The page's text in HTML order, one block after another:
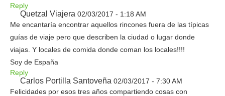
Reply
Quetzal Viajera 02/03/2017 - 1:18 AM
Me encantaría encontrar aquellos rincones fuera de las típicas
guías de viaje pero que describen la ciudad o lugar donde
viajas. Y locales de comida donde coman los locales!!!!
Soy de España
Reply
Carlos Portilla Santoveña 02/03/2017 - 7:30 AM
Felicidades por esos tres años compartiendo cosas con